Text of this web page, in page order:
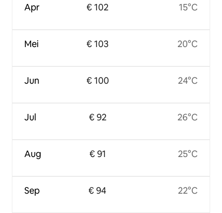
Apr
Mei
Jun
Jul
Aug
Sep
€ 102
€ 103
€ 100
€ 92
€ 91
€ 94
15°C
20°C
24°C
26°C
25°C
22°C